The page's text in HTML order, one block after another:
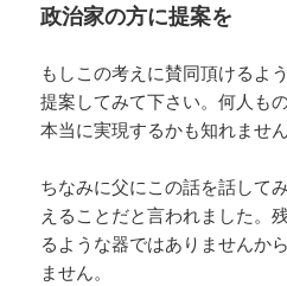
政治家の方に提案を
もしこの考えに賛同頂けるよ
提案してみて下さい。何人も
本当に実現するかも知れません
ちなみに父にこの話を話して
えることだと言われました。
るような器ではありませんか
ません。